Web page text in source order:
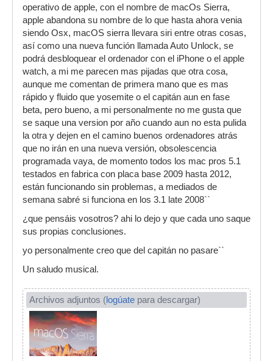
operativo de apple, con el nombre de macOs Sierra,
apple abandona su nombre de lo que hasta ahora venia
siendo Osx, macOS sierra llevara siri entre otras cosas,
así como una nueva función llamada Auto Unlock, se
podrá desbloquear el ordenador con el iPhone o el apple
watch, a mi me parecen mas pijadas que otra cosa,
aunque me comentan de primera mano que es mas
rápido y fluido que yosemite o el capitán aun en fase
beta, pero bueno, a mi personalmente no me gusta que
se saque una version por año cuando aun no esta pulida
la otra y dejen en el camino buenos ordenadores atrás
que no irán en una nueva versión, obsolescencia
programada vaya, de momento todos los mac pros 5.1
testados en fabrica con placa base 2009 hasta 2012,
están funcionando sin problemas, a mediados de
semana sabré si funciona en los 3.1 late 2008``
¿que pensáis vosotros? ahi lo dejo y que cada uno saque
sus propias conclusiones.
yo personalmente creo que del capitán no pasare``
Un saludo musical.
Archivos adjuntos (logúate para descargar)